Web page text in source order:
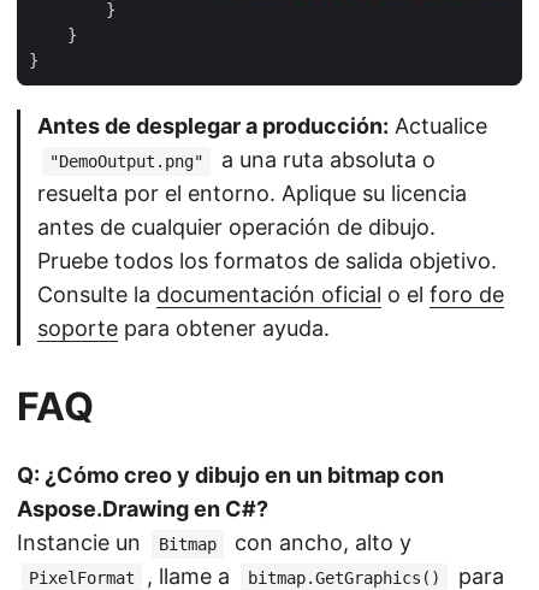
Antes de desplegar a producción: Actualice
"DemoOutput.png"
a una ruta absoluta o
resuelta por el entorno. Aplique su licencia
antes de cualquier operación de dibujo.
Pruebe todos los formatos de salida objetivo.
Consulte la documentación oficial o el foro de
soporte para obtener ayuda.
FAQ
Q: ¿Cómo creo y dibujo en un bitmap con
Aspose.Drawing en C#?
Instancie un
Bitmap con ancho, alto y
PixelFormat , llame a bitmap.GetGraphics()
para